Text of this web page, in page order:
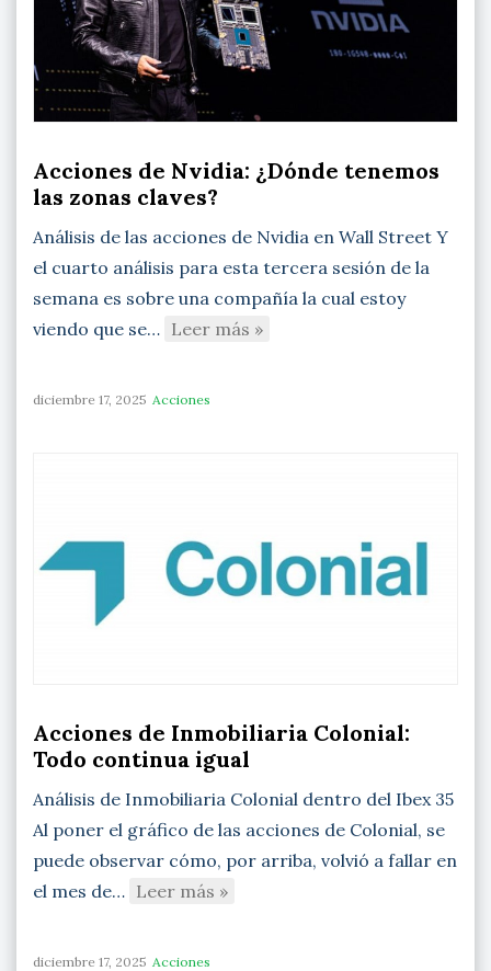
Acciones de Nvidia: ¿Dónde tenemos
las zonas claves?
Análisis de las acciones de Nvidia en Wall Street Y
el cuarto análisis para esta tercera sesión de la
semana es sobre una compañía la cual estoy
viendo que se… Leer más »
diciembre 17, 2025 Acciones
Acciones de Inmobiliaria Colonial:
Todo continua igual
Análisis de Inmobiliaria Colonial dentro del Ibex 35
Al poner el gráfico de las acciones de Colonial, se
puede observar cómo, por arriba, volvió a fallar en
el mes de… Leer más »
diciembre 17, 2025 Acciones